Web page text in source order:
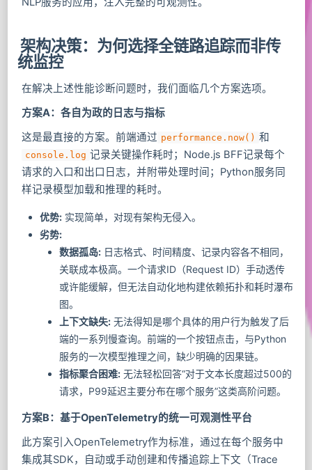
架构决策：为何选择全链路追踪而非传
统监控
在解决上述性能诊断问题时，我们面临几个方案选项。
方案A：各自为政的日志与指标
这是最直接的方案。前端通过 performance.now() 和
console.log 记录关键操作耗时；Node.js BFF记录每个
请求的入口和出口日志，并附带处理时间；Python服务同
样记录模型加载和推理的耗时。
优势:实现简单，对现有架构无侵入。
劣势:
数据孤岛:日志格式、时间精度、记录内容各不相同，
关联成本极高。一个请求ID（Request ID）手动透传
或许能缓解，但无法自动化地构建依赖拓扑和耗时瀑布
图。
上下文缺失:无法得知是哪个具体的用户行为触发了后
端的一系列慢查询。前端的一个按钮点击，与Python
服务的一次模型推理之间，缺少明确的因果链。
指标聚合困难:无法轻松回答“对于文本长度超过500的
请求，P99延迟主要分布在哪个服务”这类高阶问题。
方案B：基于OpenTelemetry的统一可观测性平台
此方案引入OpenTelemetry作为标准，通过在每个服务中
集成其SDK，自动或手动创建和传播追踪上下文（Trace